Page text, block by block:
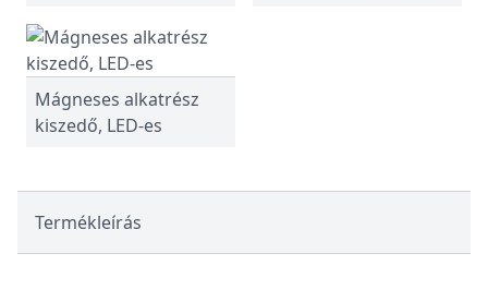
Mágneses alkatrész
kiszedő, LED-es
Termékleírás